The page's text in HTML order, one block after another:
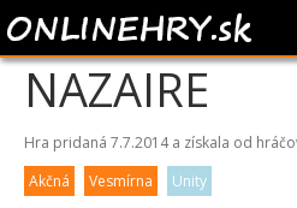
WINGS OF
NAZAIRE
Hra pridaná 7.7.2014 a získala od
Akčná
Vesmírna Unity